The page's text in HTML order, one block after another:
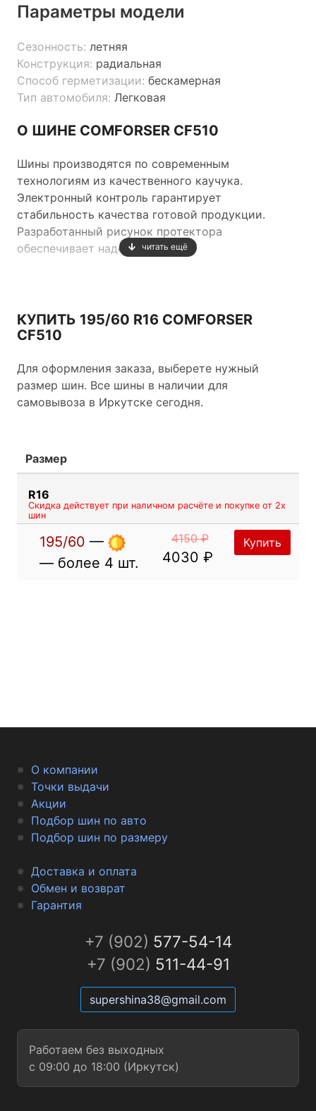
Параметры модели
Сезонность: летняя
Конструкция: радиальная
Способ герметизации: бескамерная
Тип автомобиля: Легковая
О ШИНЕ COMFORSER CF510
Шины производятся по современным
технологиям из качественного каучука.
Электронный контроль гарантирует
стабильность качества готовой продукции.
Разработанный рисунок протектора
обеспечивает надежныйчитать ещё
КУПИТЬ 195/60 R16 COMFORSER
CF510
Для оформления заказа, выберете нужный
размер шин. Все шины в наличии для
самовывоза в Иркутске сегодня.
Размер
R16
Скидка действует при наличном расчёте и покупке от 2х
шин
195/60 —
— более 4 шт.
4150 ₽
4030 ₽
Купить
О компании
Точки выдачи
Акции
Подбор шин по авто
Подбор шин по размеру
Доставка и оплата
Обмен и возврат
Гарантия
+7 (902) 577-54-14
+7 (902) 511-44-91
supershina38@gmail.com
Работаем без выходных
с 09:00 до 18:00 (Иркутск)